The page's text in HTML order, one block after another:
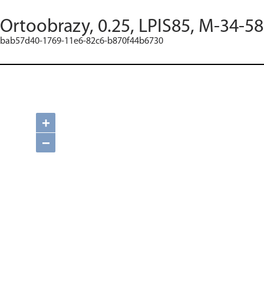
Ortoobrazy, 0.25, LPIS85, M-34-
bab57d40-1769-11e6-82c6-b870f44b6730
+
−